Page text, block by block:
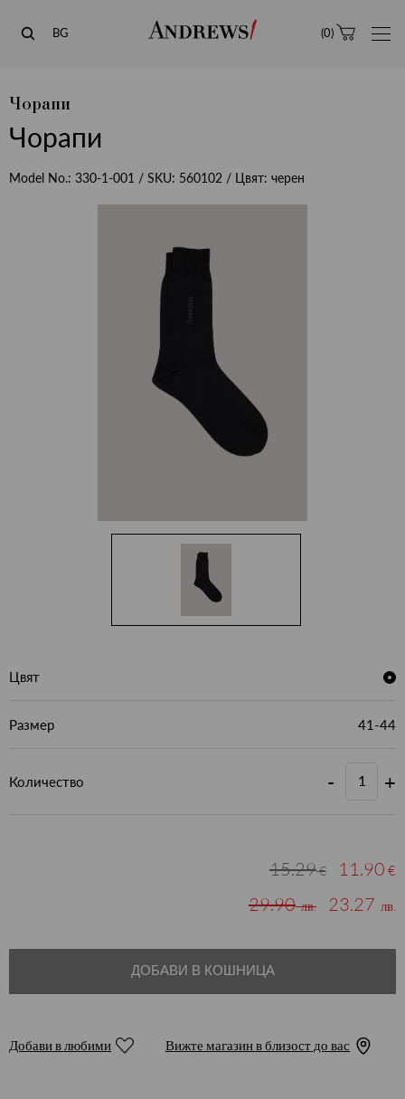
Andrews
BG (0)
Чорапи
Чорапи
Model No.: 330-1-001 / SKU: 560102 / Цвят: черен
Цвят
Размер 41-44
Количество - +
15.29€ 11.90 €
29.90лв. 23.27 лв.
ДОБАВИ В КОШНИЦА
Добави в любими Вижте магазин в близост до вас